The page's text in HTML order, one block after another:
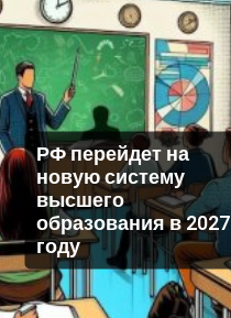
РФ перейдет на
новую систему
высшего
образования в 2027
году